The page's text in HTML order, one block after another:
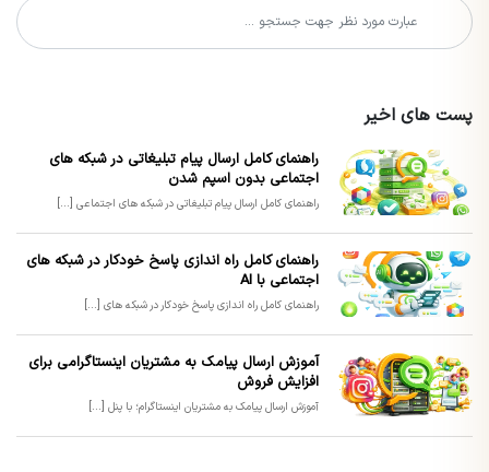
پست های اخیر
راهنمای کامل ارسال پیام تبلیغاتی در شبکه های
اجتماعی بدون اسپم شدن
راهنمای کامل ارسال پیام تبلیغاتی در شبکه های اجتماعی [...]
راهنمای کامل راه اندازی پاسخ خودکار در شبکه های
اجتماعی با AI
راهنمای کامل راه اندازی پاسخ خودکار در شبکه های [...]
آموزش ارسال پیامک به مشتریان اینستاگرامی برای
افزایش فروش
آموزش ارسال پیامک به مشتریان اینستاگرام؛ با پنل [...]